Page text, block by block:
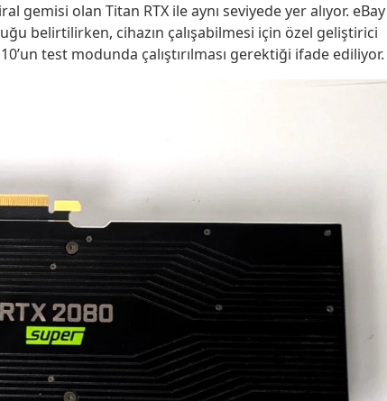
gemisi olan Titan RTX ile aynı seviyede yer alıyor. eBay
belirtilirken, cihazın çalışabilmesi için özel geliştirici
test modunda çalıştırılması gerektiği ifade ediliyor.